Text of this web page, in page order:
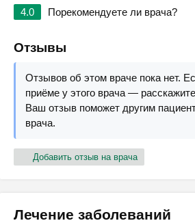
4.0
Порекомендуете ли врача?
Отзывы
Отзывов об этом враче пока нет.
приёме у этого врача —
Ваш отзыв поможет другим
врача.
Добавить отзыв на врача
Лечение заболеваний